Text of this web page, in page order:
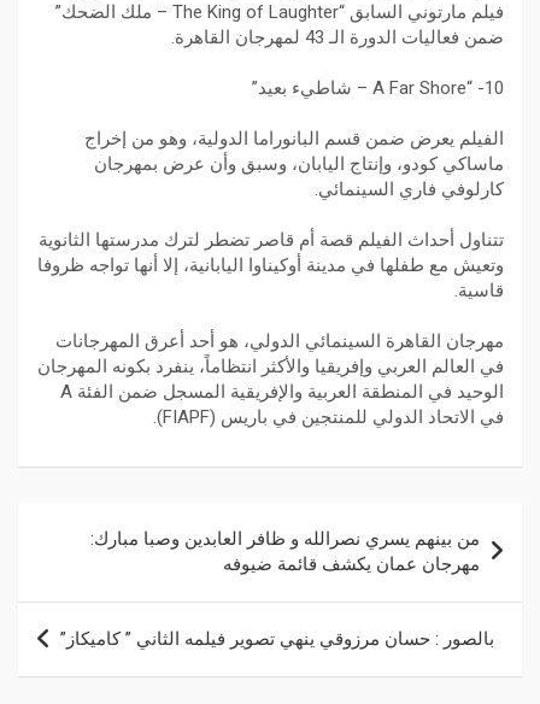
فيلم مارتوني السابق “The King of Laughter – ملك الضحك”
ضمن فعاليات الدورة الـ 43 لمهرجان القاهرة.
10- “A Far Shore – شاطيء بعيد”
الفيلم يعرض ضمن قسم البانوراما الدولية، وهو من إخراج
ماساكي كودو، وإنتاج اليابان، وسبق وأن عرض بمهرجان
كارلوفي فاري السينمائي.
تتناول أحداث الفيلم قصة أم قاصر تضطر لترك مدرستها الثانوية
وتعيش مع طفلها في مدينة أوكيناوا اليابانية، إلا أنها تواجه ظروفا
قاسية.
مهرجان القاهرة السينمائي الدولي، هو أحد أعرق المهرجانات
في العالم العربي وإفريقيا والأكثر انتظاماً، ينفرد بكونه المهرجان
الوحيد في المنطقة العربية والإفريقية المسجل ضمن الفئة A
في الاتحاد الدولي للمنتجين في باريس (FIAPF).
من بينهم يسري نصرالله و ظافر العابدين وصبا مبارك:
مهرجان عمان يكشف قائمة ضيوفه
بالصور : حسان مرزوقي ينهي تصوير فيلمه الثاني ” كاميكاز”